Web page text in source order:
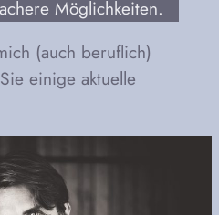
Möglichkeiten.
(auch beruflich)
einige aktuelle